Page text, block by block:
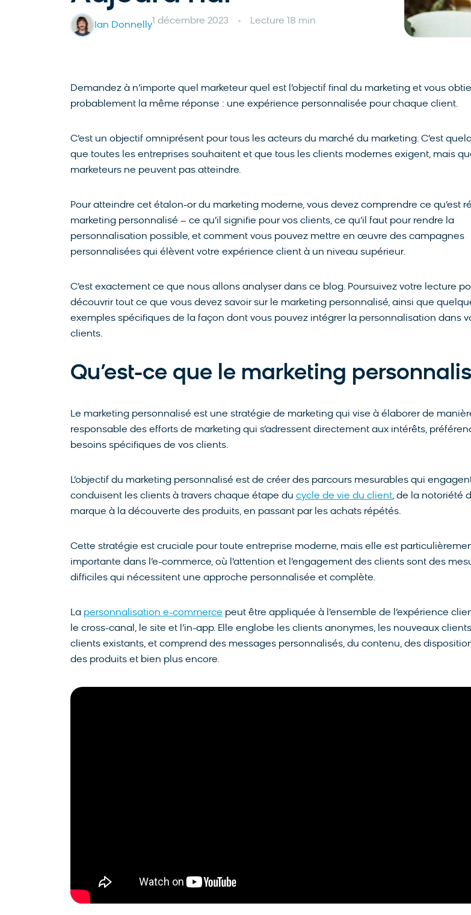
Ian Donnelly 1 décembre 2023 Lecture 18 min
Demandez à n’importe quel marketeur quel est l’objectif final du marketing et vous
probablement la même réponse : une expérience personnalisée pour chaque client.
C’est un objectif omniprésent pour tous les acteurs du marché du marketing. C’est
que toutes les entreprises souhaitent et que tous les clients modernes exigent, mais
marketeurs ne peuvent pas atteindre.
Pour atteindre cet étalon-or du marketing moderne, vous devez comprendre ce qu’est
marketing personnalisé – ce qu’il signifie pour vos clients, ce qu’il faut pour rendre la
personnalisation possible, et comment vous pouvez mettre en œuvre des campagnes
personnalisées qui élèvent votre expérience client à un niveau supérieur.
C’est exactement ce que nous allons analyser dans ce blog. Poursuivez votre lecture
découvrir tout ce que vous devez savoir sur le marketing personnalisé, ainsi que
exemples spécifiques de la façon dont vous pouvez intégrer la personnalisation dans
clients.
Qu’est-ce que le marketing
Le marketing personnalisé est une stratégie de marketing qui vise à élaborer de
responsable des efforts de marketing qui s’adressent directement aux intérêts,
besoins spécifiques de vos clients.
L’objectif du marketing personnalisé est de créer des parcours mesurables qui
conduisent les clients à travers chaque étape du cycle de vie du client, de la notoriété
marque à la découverte des produits, en passant par les achats répétés.
Cette stratégie est cruciale pour toute entreprise moderne, mais elle est
importante dans l’e-commerce, où l’attention et l’engagement des clients sont des
difficiles qui nécessitent une approche personnalisée et complète.
La personnalisation e-commerce peut être appliquée à l’ensemble de l’expérience
le cross-canal, le site et l’in-app. Elle englobe les clients anonymes, les nouveaux
clients existants, et comprend des messages personnalisés, du contenu, des
des produits et bien plus encore.